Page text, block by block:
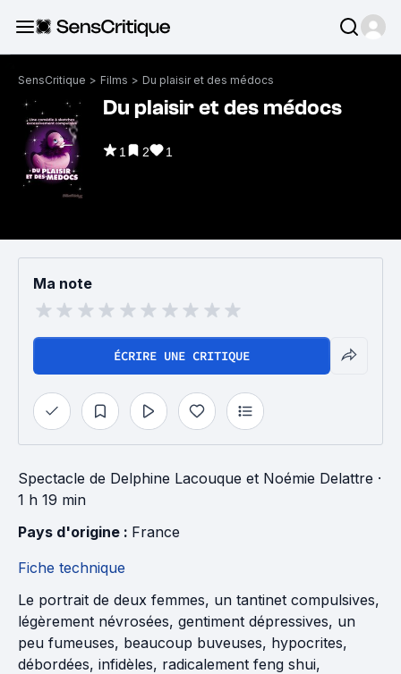
SensCritique > Films > Du plaisir et des médocs
Du plaisir et des médocs
1 2 1
Ma note
ÉCRIRE UNE CRITIQUE
Spectacle de Delphine Lacouque et Noémie Delattre ·
1 h 19 min
Pays d'origine : France
Fiche technique
Le portrait de deux femmes, un tantinet compulsives,
légèrement névrosées, gentiment dépressives, un
peu fumeuses, beaucoup buveuses, hypocrites,
débordées, infidèles, radicalement feng shui,